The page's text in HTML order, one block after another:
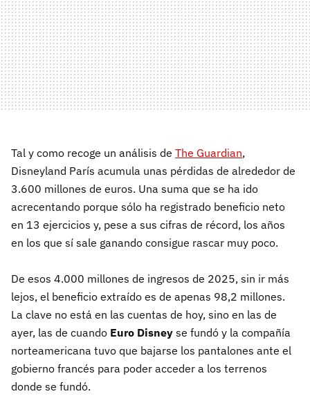
Tal y como recoge un análisis de The Guardian,
Disneyland París acumula unas pérdidas de alrededor de
3.600 millones de euros. Una suma que se ha ido
acrecentando porque sólo ha registrado beneficio neto
en 13 ejercicios y, pese a sus cifras de récord, los años
en los que sí sale ganando consigue rascar muy poco.
De esos 4.000 millones de ingresos de 2025, sin ir más
lejos, el beneficio extraído es de apenas 98,2 millones.
La clave no está en las cuentas de hoy, sino en las de
ayer, las de cuando Euro Disney se fundó y la compañía
norteamericana tuvo que bajarse los pantalones ante el
gobierno francés para poder acceder a los terrenos
donde se fundó.